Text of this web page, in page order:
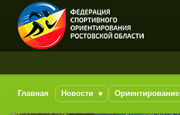
Спортивное
на-Дону
Главная Новости Ориентирование